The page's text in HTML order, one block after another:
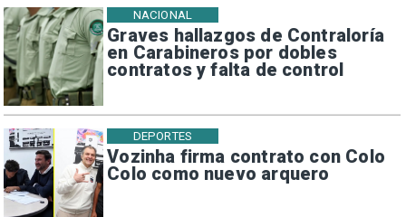
Graves hallazgos de Contraloría
en Carabineros por dobles
contratos y falta de control
NACIONAL
Vozinha firma contrato con Colo
Colo como nuevo arquero
DEPORTES